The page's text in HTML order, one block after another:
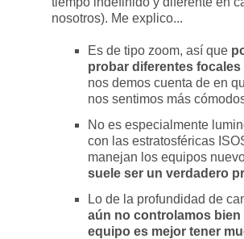
nosotros). Me explico...
Es de tipo zoom, así que
probar diferentes focales
nos demos cuenta de en
nos sentimos más
No es especialmente
con las estratosféricas
manejan los equipos
suele ser un verdadero
Lo de la profundidad de
aún no controlamos
equipo es mejor tener